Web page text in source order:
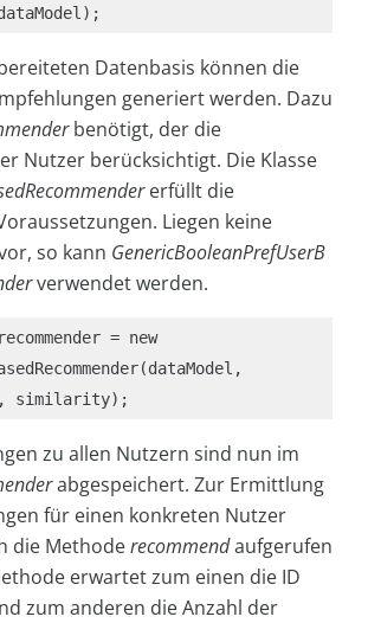
Datenbasis können die
generiert werden. Dazu
benötigt, der die
Nutzer berücksichtigt. Die Klasse
erfüllt die
Liegen keine
so kann GenericBooleanPrefUserB
verwendet werden.
= new
similarity);
zu allen Nutzern sind nun im
abgespeichert. Zur Ermittlung
für einen konkreten Nutzer
die Methoderecommendaufgerufen
erwartet zum einen die ID
zum anderen die Anzahl der